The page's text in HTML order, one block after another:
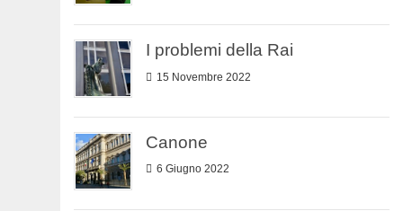
I problemi della Rai
15 Novembre 2022
Canone
6 Giugno 2022